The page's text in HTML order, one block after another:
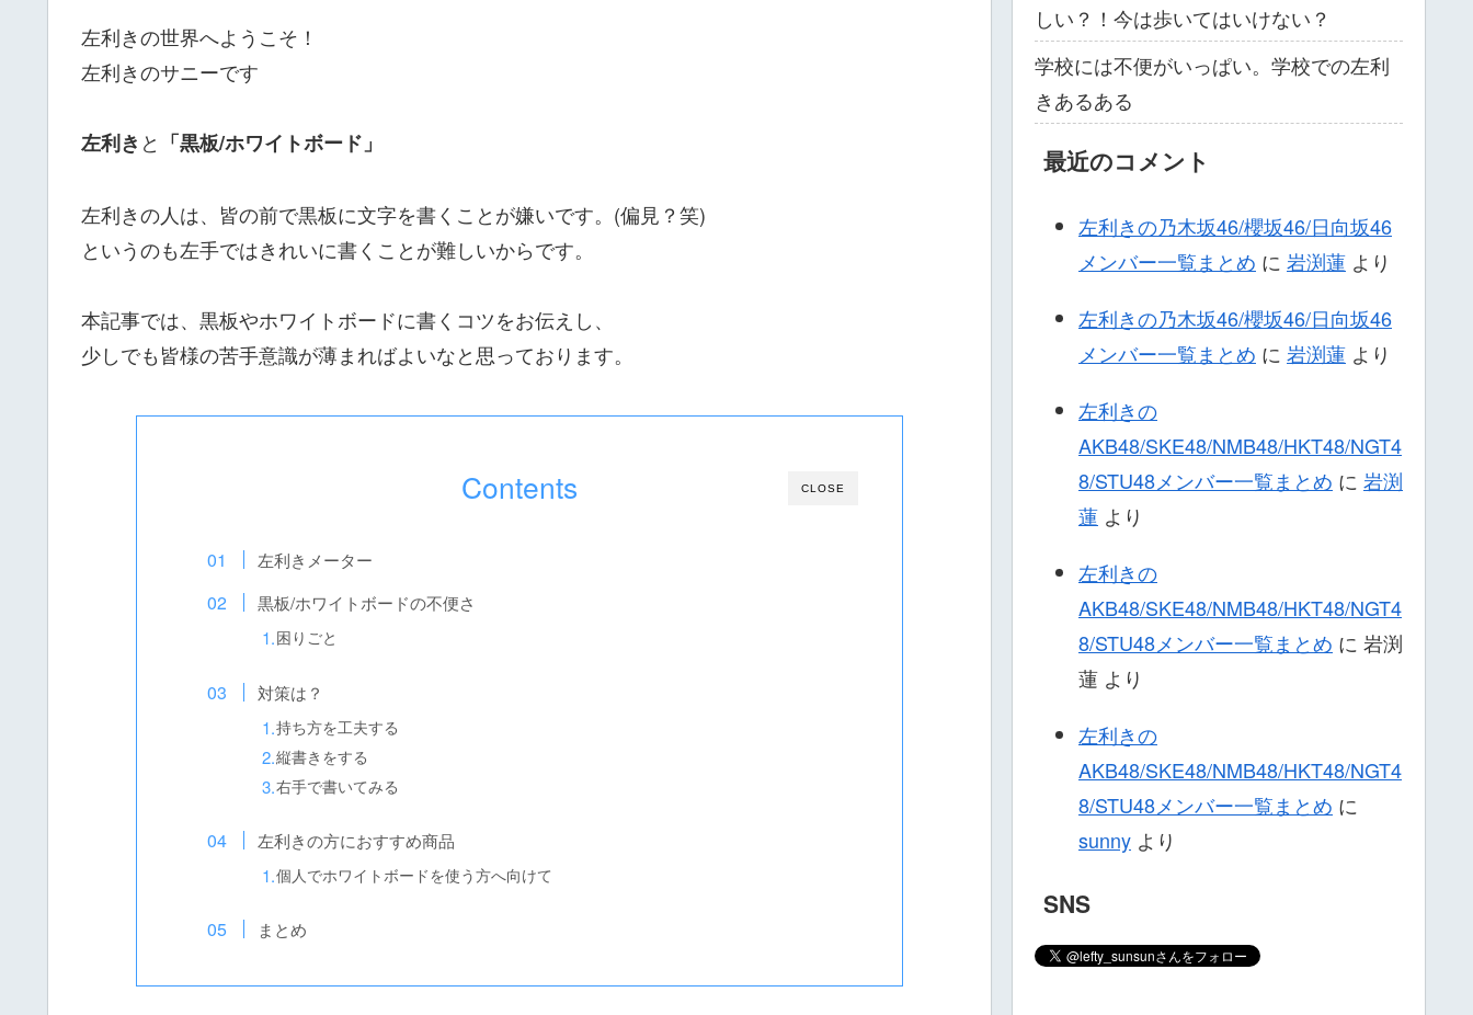
左利きの世界へようこそ！
左利きのサニーです
左利き と 「黒板/ホワイトボード」
左利きの人は、皆の前で黒板に文字を書くことが嫌いです。(偏見？笑)
というのも左手ではきれいに書くことが難しいからです。
本記事では、黒板やホワイトボードに書くコツをお伝えし、
少しでも皆様の苦手意識が薄まればよいなと思っております。
CLOSE
Contents
左利きメーター
黒板/ホワイトボードの不便さ
困りごと
対策は？
持ち方を工夫する
縦書きをする
右手で書いてみる
左利きの方におすすめ商品
個人でホワイトボードを使う方へ向けて
まとめ
しい？！今は歩いてはいけない？
学校には不便がいっぱい。学校での左利
きあるある
最近のコメント
左利きの乃木坂46/櫻坂46/日向坂46
メンバー一覧まとめ に 岩渕蓮 より
左利きの乃木坂46/櫻坂46/日向坂46
メンバー一覧まとめ に 岩渕蓮 より
左利きの
AKB48/SKE48/NMB48/HKT48/NGT4
8/STU48メンバー一覧まとめ に 岩渕
蓮 より
左利きの
AKB48/SKE48/NMB48/HKT48/NGT4
8/STU48メンバー一覧まとめ に 岩渕
蓮 より
左利きの
AKB48/SKE48/NMB48/HKT48/NGT4
8/STU48メンバー一覧まとめ に
sunny より
SNS